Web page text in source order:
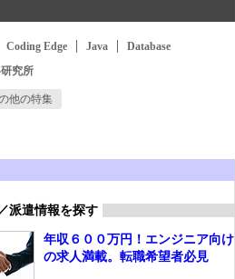
Coding Edge Java
Database
究所
他の特集
派遣情報を探す
年収６００万円！エンジニア向け
の求人満載。転職希望者必見